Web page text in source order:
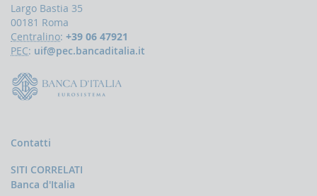
Largo Bastia 35
00181 Roma
Centralino: +39 06 47921
PEC: uif@pec.bancaditalia.it
Contatti
SITI CORRELATI
Banca d'Italia